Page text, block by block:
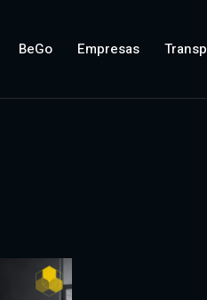
BeGo Empresas